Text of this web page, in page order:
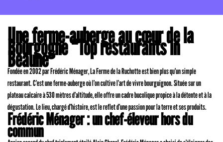
Une ferme-auberge au cœur de la
Bourgogne “Top restaurants in
Beaune“
Fondée en 2002 par Frédéric Ménager, La Ferme de la Ruchotte est bien plus qu’un simple
restaurant. C’est une ferme-auberge où l’on cultive l’art de vivre bourguignon. Située sur un
plateau calcaire à 530 mètres d’altitude, elle offre un cadre bucolique propice à la détente et à la
dégustation. Le lieu, chargé d’histoire, est le reflet d’une passion pour la terre et ses produits.
Frédéric Ménager : un chef-éleveur hors du
commun